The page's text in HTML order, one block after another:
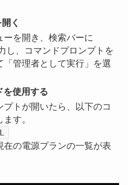
く
ーを開き、検索バーに
し、コマンドプロンプトを
「管理者として実行」を選
使用する
プトが開いたら、以下のコ
す。
在の電源プランの一覧が表